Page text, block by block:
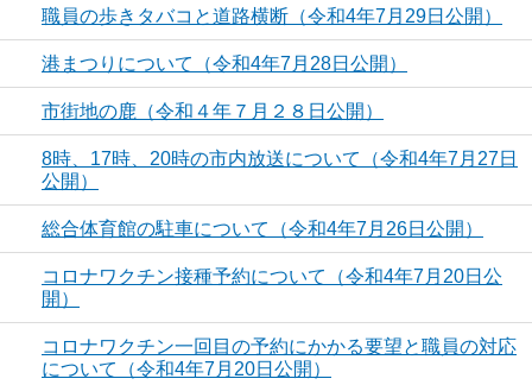
職員の歩きタバコと道路横断（令和4年7月29日公開）
港まつりについて（令和4年7月28日公開）
市街地の鹿（令和４年７月２８日公開）
8時、17時、20時の市内放送について（令和4年7月27日
公開）
総合体育館の駐車について（令和4年7月26日公開）
コロナワクチン接種予約について（令和4年7月20日公
開）
コロナワクチン一回目の予約にかかる要望と職員の対応
について（令和4年7月20日公開）